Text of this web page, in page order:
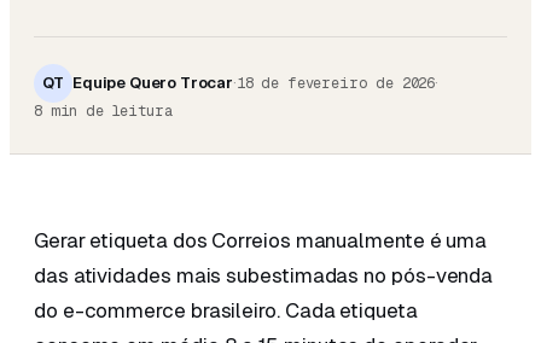
QT Equipe Quero Trocar·18 de fevereiro de 2026·
8min de leitura
Gerar etiqueta dos Correios manualmente é uma
das atividades mais subestimadas no pós-venda
do e-commerce brasileiro. Cada etiqueta